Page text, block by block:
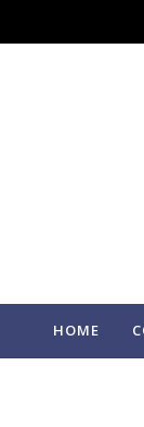
HOME